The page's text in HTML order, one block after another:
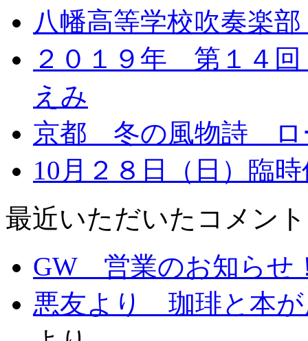
八幡高等学校吹奏楽
２０１９年 第１４
えみ
京都 冬の風物詩 ロ
10月２８日（日）臨
最近いただいたコメント
GW 営業のお知らせ
悪友より 珈琲と本が